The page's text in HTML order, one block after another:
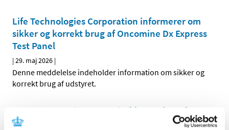
Life Technologies Corporation informerer om
sikker og korrekt brug af Oncomine Dx Express
Test Panel
|29. maj 2026 |
Denne meddelelse indeholder information om sikker og
korrekt brug af udstyret.
ELLA-CS, s.r.o. instruerer i sikker og korrekt
brug af SX-ELLA Stent Danis